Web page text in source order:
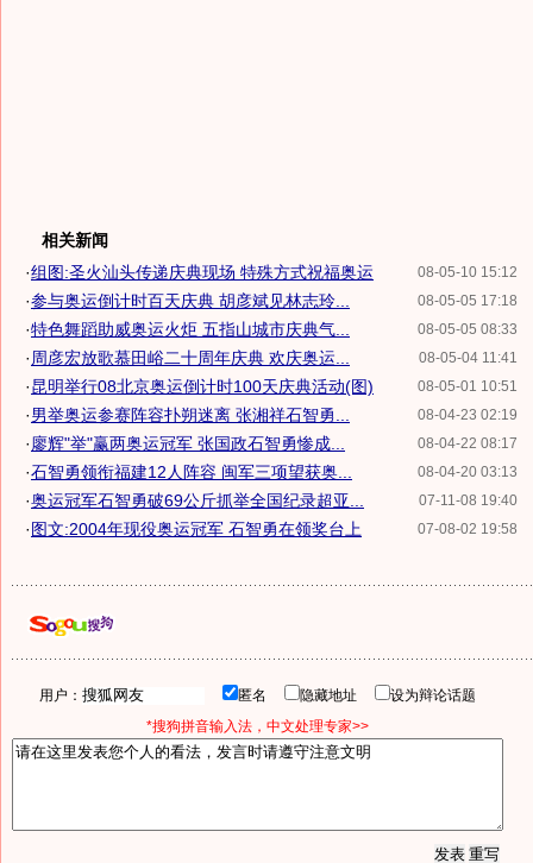
相关新闻
08-05-10 15:12
·组图:圣火汕头传递庆典现场 特殊方式祝福奥运
08-05-05 17:18
·参与奥运倒计时百天庆典 胡彦斌见林志玲...
08-05-05 08:33
·特色舞蹈助威奥运火炬 五指山城市庆典气...
08-05-04 11:41
· 周彦宏放歌慕田峪二十周年庆典 欢庆奥运...
08-05-01 10:51
·昆明举行08北京奥运倒计时100天庆典活动(图)
08-04-23 02:19
·男举奥运参赛阵容扑朔迷离 张湘祥石智勇...
08-04-22 08:17
·廖辉"举"赢两奥运冠军 张国政石智勇惨成...
08-04-20 03:13
·石智勇领衔福建12人阵容 闽军三项望获奥...
07-11-08 19:40
·奥运冠军石智勇破69公斤抓举全国纪录超亚...
07-08-02 19:58
·图文:2004年现役奥运冠军 石智勇在领奖台上
用户： 匿名 隐藏地址
设为辩论话题
*搜狗拼音输入法，中文处理专家>>